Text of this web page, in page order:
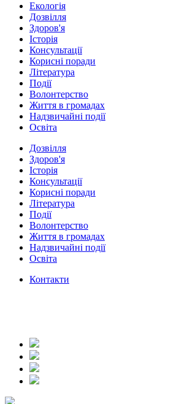
Екологія
Дозвілля
Здоров'я
Історія
Консультації
Корисні поради
Література
Події
Волонтерство
Життя в громадах
Надзвичайні події
Освіта
Дозвілля
Здоров'я
Історія
Консультації
Корисні поради
Література
Події
Волонтерство
Життя в громадах
Надзвичайні події
Освіта
Контакти